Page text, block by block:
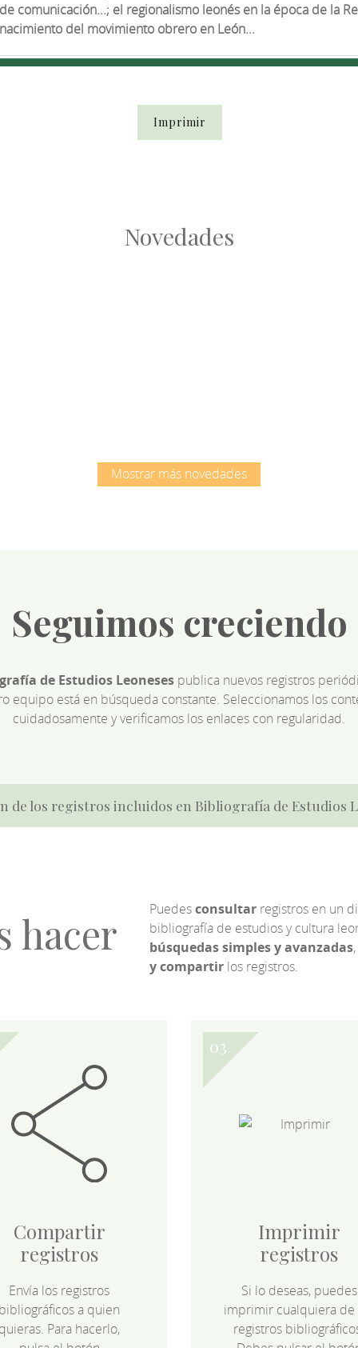
de comunicación...; el regionalismo leonés en la época de la
nacimiento del movimiento obrero en León...
Imprimir
Novedades
Mostrar más novedades
Seguimos creciendo
de Estudios Leonesespublica nuevos registros
equipo está en búsqueda constante. Seleccionamos los
cuidadosamente y verificamos los enlaces con regularidad.
de los registros incluidos en Bibliografía de Estudios
hacer Puedesconsultarregistros en un
bibliografía de estudios y cultura
búsquedas simples y avanzadas
y compartirlos registros.
Compartir
registros
Envía los registros
a quien
Para hacerlo,
Imprimir
registros
Si lo deseas, puedes
imprimir cualquiera de
registros